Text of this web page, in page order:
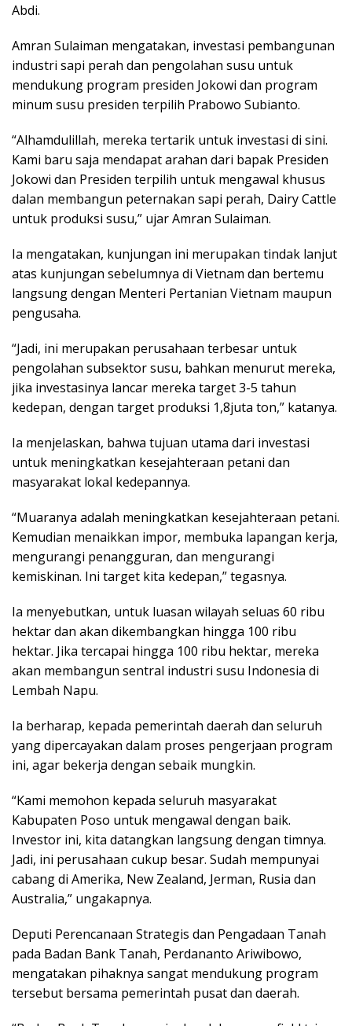
Abdi.
Amran Sulaiman mengatakan, investasi pembangunan
industri sapi perah dan pengolahan susu untuk
mendukung program presiden Jokowi dan program
minum susu presiden terpilih Prabowo Subianto.
“Alhamdulillah, mereka tertarik untuk investasi di sini.
Kami baru saja mendapat arahan dari bapak Presiden
Jokowi dan Presiden terpilih untuk mengawal khusus
dalan membangun peternakan sapi perah, Dairy Cattle
untuk produksi susu,” ujar Amran Sulaiman.
Ia mengatakan, kunjungan ini merupakan tindak lanjut
atas kunjungan sebelumnya di Vietnam dan bertemu
langsung dengan Menteri Pertanian Vietnam maupun
pengusaha.
“Jadi, ini merupakan perusahaan terbesar untuk
pengolahan subsektor susu, bahkan menurut mereka,
jika investasinya lancar mereka target 3-5 tahun
kedepan, dengan target produksi 1,8juta ton,” katanya.
Ia menjelaskan, bahwa tujuan utama dari investasi
untuk meningkatkan kesejahteraan petani dan
masyarakat lokal kedepannya.
“Muaranya adalah meningkatkan kesejahteraan petani.
Kemudian menaikkan impor, membuka lapangan kerja,
mengurangi penangguran, dan mengurangi
kemiskinan. Ini target kita kedepan,” tegasnya.
Ia menyebutkan, untuk luasan wilayah seluas 60 ribu
hektar dan akan dikembangkan hingga 100 ribu
hektar. Jika tercapai hingga 100 ribu hektar, mereka
akan membangun sentral industri susu Indonesia di
Lembah Napu.
Ia berharap, kepada pemerintah daerah dan seluruh
yang dipercayakan dalam proses pengerjaan program
ini, agar bekerja dengan sebaik mungkin.
“Kami memohon kepada seluruh masyarakat
Kabupaten Poso untuk mengawal dengan baik.
Investor ini, kita datangkan langsung dengan timnya.
Jadi, ini perusahaan cukup besar. Sudah mempunyai
cabang di Amerika, New Zealand, Jerman, Rusia dan
Australia,” ungakapnya.
Deputi Perencanaan Strategis dan Pengadaan Tanah
pada Badan Bank Tanah, Perdananto Ariwibowo,
mengatakan pihaknya sangat mendukung program
tersebut bersama pemerintah pusat dan daerah.